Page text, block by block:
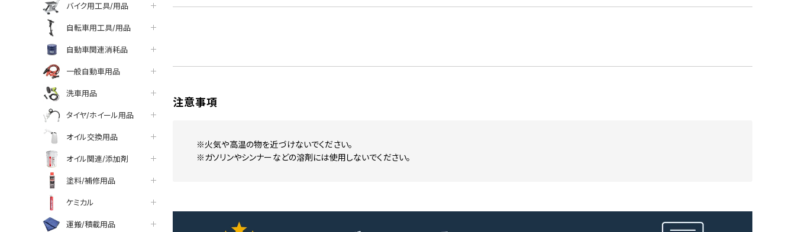
バイク用工具/用品
自転車用工具/用品
自動車関連消耗品
一般自動車用品
洗車用品
タイヤ/ホイール用品
オイル交換用品
オイル関連/添加剤
塗料/補修用品
ケミカル
運搬/積載用品
注意事項
※火気や高温の物を近づけないでください。
※ガソリンやシンナーなどの溶剤には使用しないでください。